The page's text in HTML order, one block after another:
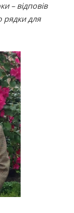
– відповів
рядки для